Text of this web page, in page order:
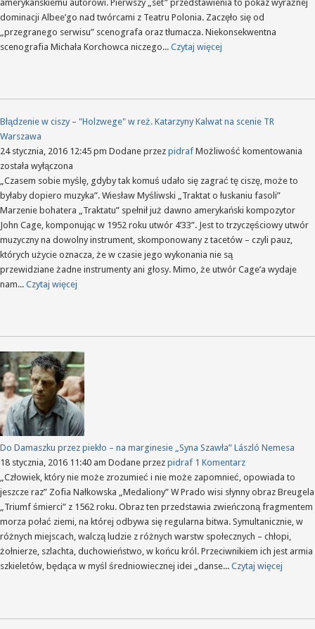
amerykańskiemu autorowi. Pierwszy „set” przedstawienia to pokaz wyraźnej
dominacji Albee’go nad twórcami z Teatru Polonia. Zaczęło się od
„przegranego serwisu” scenografa oraz tłumacza. Niekonsekwentna
scenografia Michała Korchowca niczego... Czytaj więcej
Błądzenie w ciszy – "Holzwege" w reż. Katarzyny Kalwat na scenie TR
Warszawa
24 stycznia, 2016 12:45 pm Dodane przez pidraf Możliwość komentowania
w
została wyłączona
„Czasem sobie myślę, gdyby tak komuś udało się zagrać tę ciszę, może to
byłaby dopiero muzyka”. Wiesław Myśliwski „Traktat o łuskaniu fasoli”
Marzenie bohatera „Traktatu” spełnił już dawno amerykański kompozytor
John Cage, komponując w 1952 roku utwór 4’33”. Jest to trzyczęściowy utwór
muzyczny na dowolny instrument, skomponowany z tacetów – czyli pauz,
których użycie oznacza, że w czasie jego wykonania nie są
przewidziane żadne instrumenty ani głosy. Mimo, że utwór Cage’a wydaje
nam... Czytaj więcej
Do Damaszku przez piekło – na marginesie „Syna Szawła” László Nemesa
18 stycznia, 2016 11:40 am Dodane przez pidraf 1 Komentarz
„Człowiek, który nie może zrozumieć i nie może zapomnieć, opowiada to
jeszcze raz” Zofia Nałkowska „Medaliony” W Prado wisi słynny obraz Breugela
„Triumf śmierci” z 1562 roku. Obraz ten przedstawia zwieńczoną fragmentem
morza połać ziemi, na której odbywa się regularna bitwa. Symultanicznie, w
różnych miejscach, walczą ludzie z różnych warstw społecznych – chłopi,
żołnierze, szlachta, duchowieństwo, w końcu król. Przeciwnikiem ich jest armia
szkieletów, będąca w myśl średniowiecznej idei „danse... Czytaj więcej